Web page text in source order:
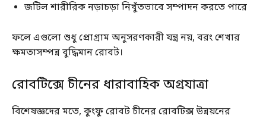
জটিল শারীরিক নড়াচড়া নিখুঁতভাবে সম্পাদন করতে পারে
ফলে এগুলো শুধু প্রোগ্রাম অনুসরণকারী যন্ত্র নয়, বরং শেখার
ক্ষমতাসম্পন্ন বুদ্ধিমান রোবট।
রোবটিক্সে চীনের ধারাবাহিক অগ্রযাত্রা
বিশেষজ্ঞদের মতে, কুংফু রোবট চীনের রোবটিক্স উন্নয়নের